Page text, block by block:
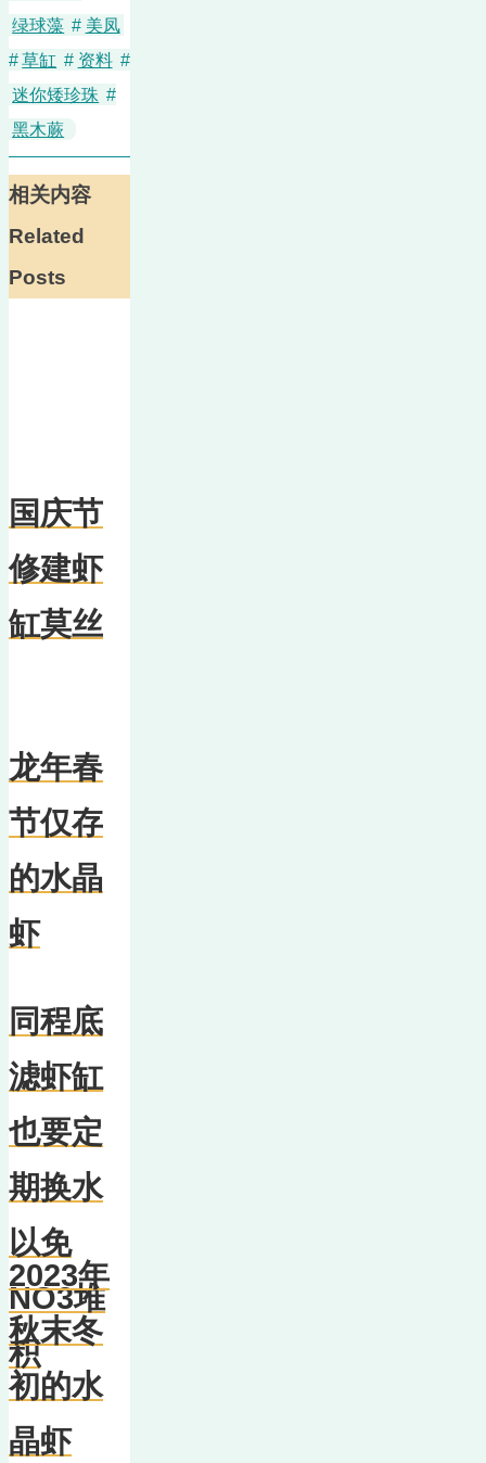
绿球藻 # 美凤
#草缸 # 资料 #
迷你矮珍珠 #
黑木蕨
相关内容
Related
Posts
国庆节
修建虾
缸莫丝
龙年春
节仅存
的水晶
虾
同程底
滤虾缸
也要定
期换水
以免
NO3堆
积
2023年
秋末冬
初的水
晶虾